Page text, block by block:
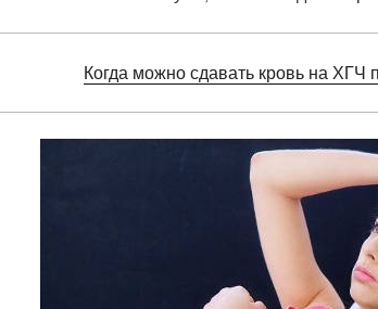
Когда можно сдавать кровь на ХГЧ